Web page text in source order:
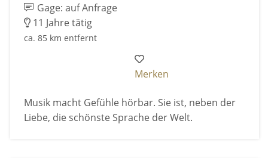
Gage: auf Anfrage
11 Jahre tätig
ca. 85 km entfernt
Merken
Musik macht Gefühle hörbar. Sie ist, neben der
Liebe, die schönste Sprache der Welt.